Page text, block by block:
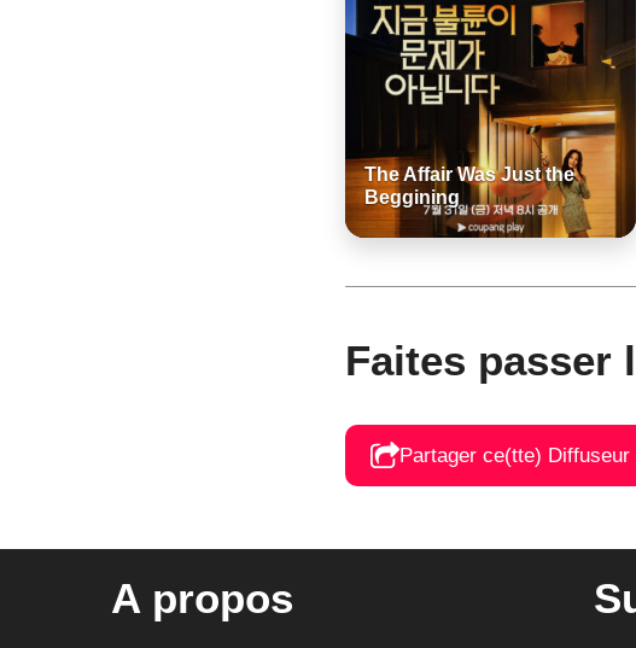
The Affair Was Just the
Beggining
Faites passer
Partager ce(tte) Diffuseur
A propos